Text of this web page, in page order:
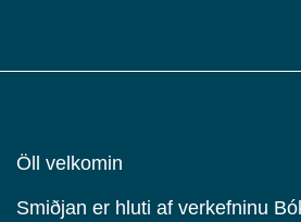
Öll velkomin
Smiðjan er hluti af verkefninu